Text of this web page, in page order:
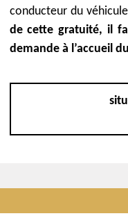
conducteur du
de cette gratuité, il
demande à l’accueil